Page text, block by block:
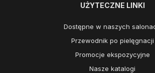
UŻYTECZNE LINKI
Dostępne w naszych
Przewodnik po pielęgnacji
Promocje ekspozycyjne
Nasze katalogi